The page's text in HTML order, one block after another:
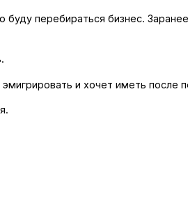
перебираться бизнес.
и хочет иметь после